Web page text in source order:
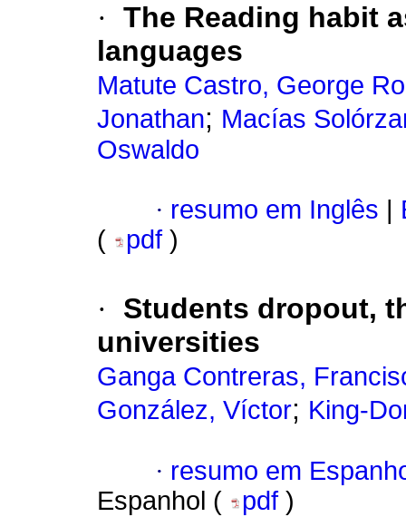
· The Reading habit
languages
Matute Castro, George
Jonathan; Macías
Oswaldo
· resumo em Inglês
(
pdf )
·
Students dropout,
universities
Ganga Contreras,
González, Víctor; King-
· resumo em
Espanhol (
pdf )